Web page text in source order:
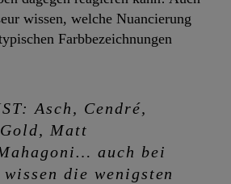
wissen, welche Nuancierung
Farbbezeichnungen
Asch, Cendré,
Matt
auch bei
wissen die wenigsten